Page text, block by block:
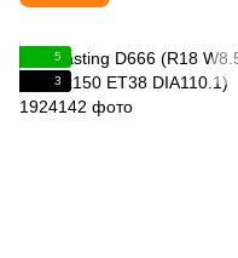
5
3